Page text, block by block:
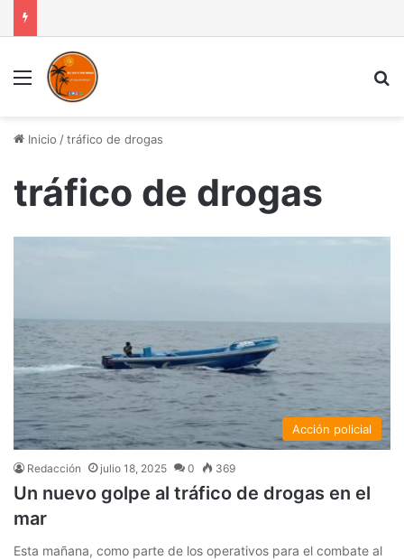
Menú
Inicio /tráfico de drogas
tráfico de drogas
Acción policial
Redacción julio 18, 2025 0 369
Un nuevo golpe al tráfico de drogas en el
mar
Esta mañana, como parte de los operativos para el combate al